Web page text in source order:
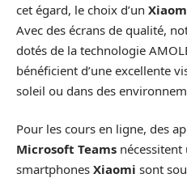
cet égard, le choix d’un
Avec des écrans de qualité,
dotés de la technologie
bénéficient d’une excellente
soleil ou dans des
Pour les cours en ligne, des
Microsoft Teams
smartphones Xiaomi sont